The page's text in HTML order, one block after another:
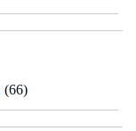
(66)